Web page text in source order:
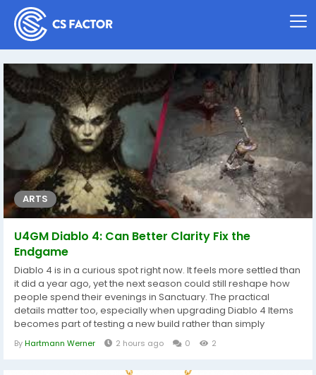
ARTS
U4GM Diablo 4: Can Better Clarity Fix the
Endgame
Diablo 4 is in a curious spot right now. It feels more settled than
it did a year ago, yet the next season could still reshape how
people spend their evenings in Sanctuary. The practical
details matter too, especially when upgrading Diablo 4 Items
becomes part of testing a new build rather than simply
chasing bigger numbers.The PTR Is Testing Direction, Not Just
FeaturesThe 3.2.0 PTR runs from August 4 to August 11, 2026, but
ByHartmann Werner 2 hours ago 0 2